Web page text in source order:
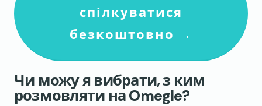
спілкуватися
безкоштовно →
Чи можу я вибрати, з ким
розмовляти на Omegle?